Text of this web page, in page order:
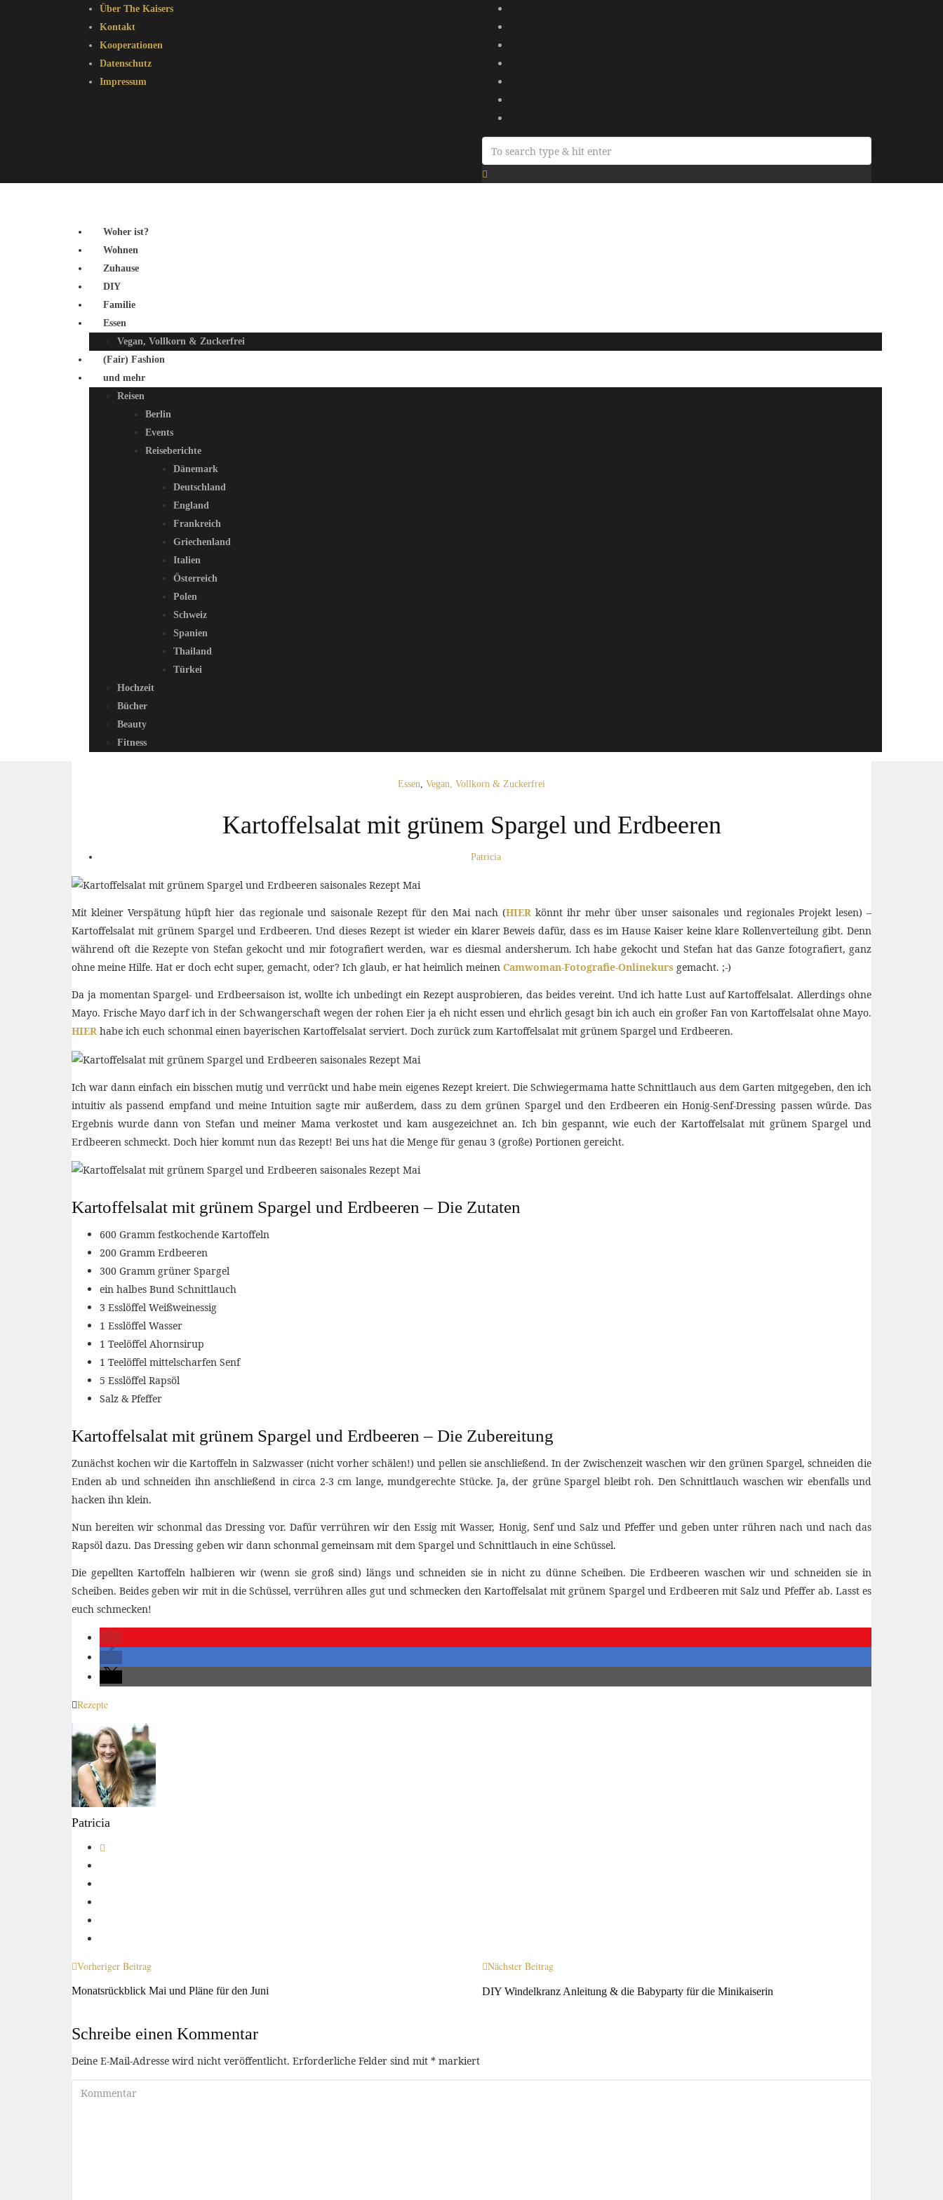
Über The Kaisers
Kontakt
Kooperationen
Datenschutz
Impressum
Woher ist?
Wohnen
Zuhause
DIY
Familie
Essen
Vegan, Vollkorn & Zuckerfrei
(Fair) Fashion
und mehr
Reisen
Berlin
Events
Reiseberichte
Dänemark
Deutschland
England
Frankreich
Griechenland
Italien
Österreich
Polen
Schweiz
Spanien
Thailand
Türkei
Hochzeit
Bücher
Beauty
Fitness
Essen, Vegan, Vollkorn & Zuckerfrei
Kartoffelsalat mit grünem Spargel und Erdbeeren
Patricia
Mit kleiner Verspätung hüpft hier das regionale und saisonale Rezept für den Mai nach (HIERkönnt ihr mehr über unser saisonales und regionales Projekt lesen) –
Kartoffelsalat mit grünem Spargel und Erdbeeren. Und dieses Rezept ist wieder ein klarer Beweis dafür, dass es im Hause Kaiser keine klare Rollenverteilung gibt. Denn
während oft die Rezepte von Stefan gekocht und mir fotografiert werden, war es diesmal andersherum. Ich habe gekocht und Stefan hat das Ganze fotografiert, ganz
ohne meine Hilfe. Hat er doch echt super, gemacht, oder? Ich glaub, er hat heimlich meinen Camwoman-Fotografie-Onlinekurs gemacht. ;-)
Da ja momentan Spargel- und Erdbeersaison ist, wollte ich unbedingt ein Rezept ausprobieren, das beides vereint. Und ich hatte Lust auf Kartoffelsalat. Allerdings ohne
Mayo. Frische Mayo darf ich in der Schwangerschaft wegen der rohen Eier ja eh nicht essen und ehrlich gesagt bin ich auch ein großer Fan von Kartoffelsalat ohne Mayo.
HIER habe ich euch schonmal einen bayerischen Kartoffelsalat serviert. Doch zurück zum Kartoffelsalat mit grünem Spargel und Erdbeeren.
Ich war dann einfach ein bisschen mutig und verrückt und habe mein eigenes Rezept kreiert. Die Schwiegermama hatte Schnittlauch aus dem Garten mitgegeben, den ich
intuitiv als passend empfand und meine Intuition sagte mir außerdem, dass zu dem grünen Spargel und den Erdbeeren ein Honig-Senf-Dressing passen würde. Das
Ergebnis wurde dann von Stefan und meiner Mama verkostet und kam ausgezeichnet an. Ich bin gespannt, wie euch der Kartoffelsalat mit grünem Spargel und
Erdbeeren schmeckt. Doch hier kommt nun das Rezept! Bei uns hat die Menge für genau 3 (große) Portionen gereicht.
Kartoffelsalat mit grünem Spargel und Erdbeeren – Die Zutaten
600 Gramm festkochende Kartoffeln
200 Gramm Erdbeeren
300 Gramm grüner Spargel
ein halbes Bund Schnittlauch
3 Esslöffel Weißweinessig
1 Esslöffel Wasser
1 Teelöffel Ahornsirup
1 Teelöffel mittelscharfen Senf
5 Esslöffel Rapsöl
Salz & Pfeffer
Kartoffelsalat mit grünem Spargel und Erdbeeren – Die Zubereitung
Zunächst kochen wir die Kartoffeln in Salzwasser (nicht vorher schälen!) und pellen sie anschließend. In der Zwischenzeit waschen wir den grünen Spargel, schneiden die
Enden ab und schneiden ihn anschließend in circa 2-3 cm lange, mundgerechte Stücke. Ja, der grüne Spargel bleibt roh. Den Schnittlauch waschen wir ebenfalls und
hacken ihn klein.
Nun bereiten wir schonmal das Dressing vor. Dafür verrühren wir den Essig mit Wasser, Honig, Senf und Salz und Pfeffer und geben unter rühren nach und nach das
Rapsöl dazu. Das Dressing geben wir dann schonmal gemeinsam mit dem Spargel und Schnittlauch in eine Schüssel.
Die gepellten Kartoffeln halbieren wir (wenn sie groß sind) längs und schneiden sie in nicht zu dünne Scheiben. Die Erdbeeren waschen wir und schneiden sie in
Scheiben. Beides geben wir mit in die Schüssel, verrühren alles gut und schmecken den Kartoffelsalat mit grünem Spargel und Erdbeeren mit Salz und Pfeffer ab. Lasst es
euch schmecken!
Rezepte
Patricia
Vorheriger Beitrag
Monatsrückblick Mai und Pläne für den Juni
Nächster Beitrag
DIY Windelkranz Anleitung & die Babyparty für die Minikaiserin
Schreibe einen Kommentar
Deine E-Mail-Adresse wird nicht veröffentlicht. Erforderliche Felder sind mit * markiert
Kommentar